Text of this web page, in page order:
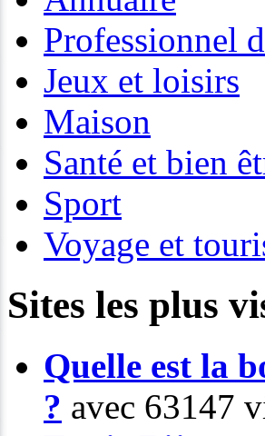
Professionnel
Jeux et loisirs
Maison
Santé et bien
Sport
Voyage et
Sites les plus
Quelle est la
? avec 63147